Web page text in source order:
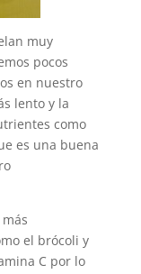
muy
pocos
en nuestro
lento y la
como
es una buena
el brócoli y
C por lo